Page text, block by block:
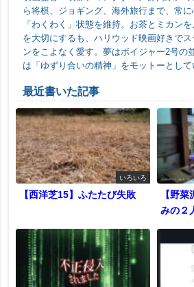
ら将棋、ジョギング、海外旅行まで、常
「わくわく」状態を維持。お茶とミカン
を大切にするも、ハリウッド映画好きで
ンをこよなく愛す。夢はボイジャー2号の
は「ゆずり合いの精神」をモットーとして
最近書いた記事
いろいろ
【西洋芝15】ふたたび失敗
【野
みの２